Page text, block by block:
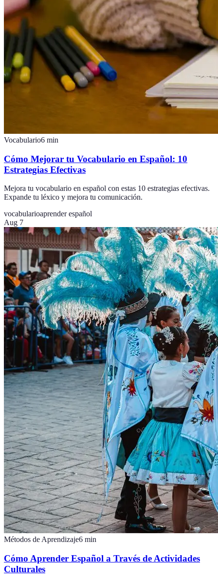
Vocabulario6 min
Cómo Mejorar tu Vocabulario en Español: 10
Estrategias Efectivas
Mejora tu vocabulario en español con estas 10 estrategias efectivas.
Expande tu léxico y mejora tu comunicación.
vocabularioaprender español
Aug 7
Métodos de Aprendizaje6 min
Cómo Aprender Español a Través de Actividades
Culturales